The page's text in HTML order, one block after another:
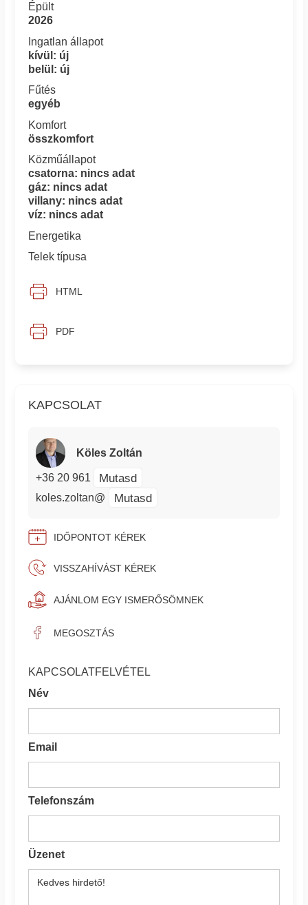
KAPCSOLAT
Köles Zoltán
+36 20 961 Mutasd
koles.zoltan@ Mutasd
IDŐPONTOT KÉREK
VISSZAHÍVÁST KÉREK
AJÁNLOM EGY ISMERŐSÖMNEK
MEGOSZTÁS
KAPCSOLATFELVÉTEL
Név
Email
Telefonszám
Üzenet
Épült
2026
Ingatlan állapot
kívül: új
belül: új
Fűtés
egyéb
Komfort
összkomfort
Közműállapot
csatorna: nincs adat
gáz: nincs adat
villany: nincs adat
víz: nincs adat
Energetika
Telek típusa
HTML
PDF